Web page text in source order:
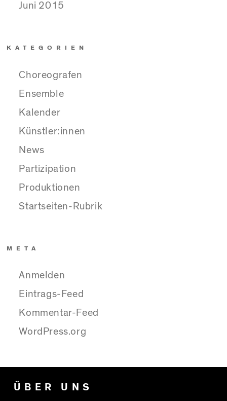
Juni 2015
KATEGORIEN
Choreografen
Ensemble
Kalender
Künstler:innen
News
Partizipation
Produktionen
Startseiten-Rubrik
META
Anmelden
Eintrags-Feed
Kommentar-Feed
WordPress.org
ÜBER UNS